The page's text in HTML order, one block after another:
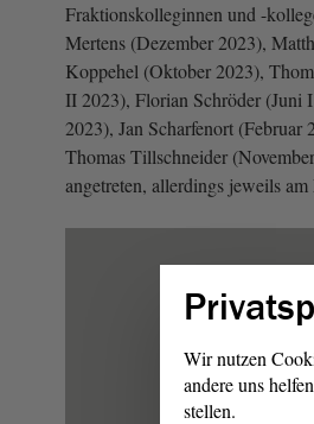
Fraktionskolleginnen und -
Mertens (Dezember 2023),
Koppehel (Oktober 2023),
II 2023), Florian Schröder
2023), Jan Scharfenort
Thomas Tillschneider
angetreten, allerdings jeweils
Wir nutzen
andere uns
stellen.